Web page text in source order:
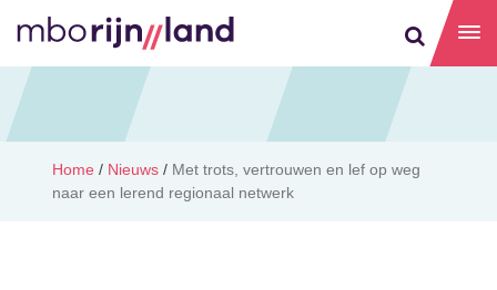
Home / Nieuws / Met trots, vertrouwen en lef op weg
naar een lerend regionaal netwerk